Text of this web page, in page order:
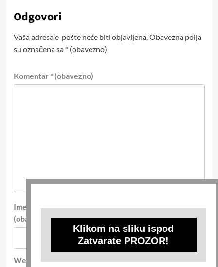
Odgovori
Vaša adresa e-pošte neće biti objavljena.Obavezna polja
su označena sa * (obavezno)
Komentar * (obavezno)
Ime
(obavezno)
E-pošta*
(obavezno)
Web-stranica
Klikom na sliku ispod
Zatvarate PROZOR!